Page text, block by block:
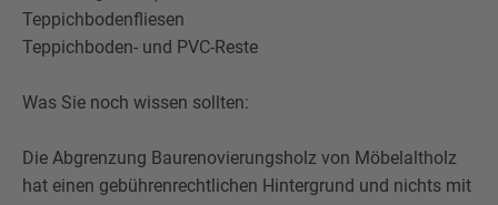
Teppichbodenfliesen
Teppichboden- und PVC-Reste
Was Sie noch wissen sollten:
Die Abgrenzung Baurenovierungsholz von Möbelaltholz
hat einen gebührenrechtlichen Hintergrund und nichts mit